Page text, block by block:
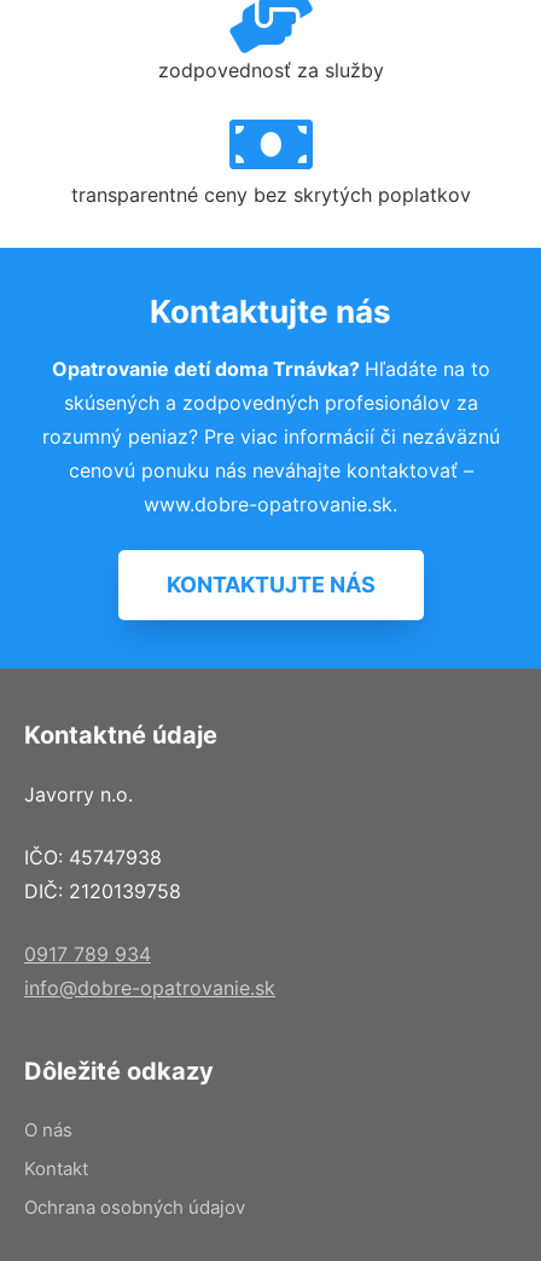
zodpovednosť za služby
transparentné ceny bez skrytých poplatkov
Kontaktujte nás
Opatrovanie detí doma Trnávka? Hľadáte na to
skúsených a zodpovedných profesionálov za
rozumný peniaz? Pre viac informácií či nezáväznú
cenovú ponuku nás neváhajte kontaktovať –
www.dobre-opatrovanie.sk.
KONTAKTUJTE NÁS
Kontaktné údaje
Javorry n.o.
IČO: 45747938
DIČ: 2120139758
0917 789 934
info@dobre-opatrovanie.sk
Dôležité odkazy
O nás
Kontakt
Ochrana osobných údajov